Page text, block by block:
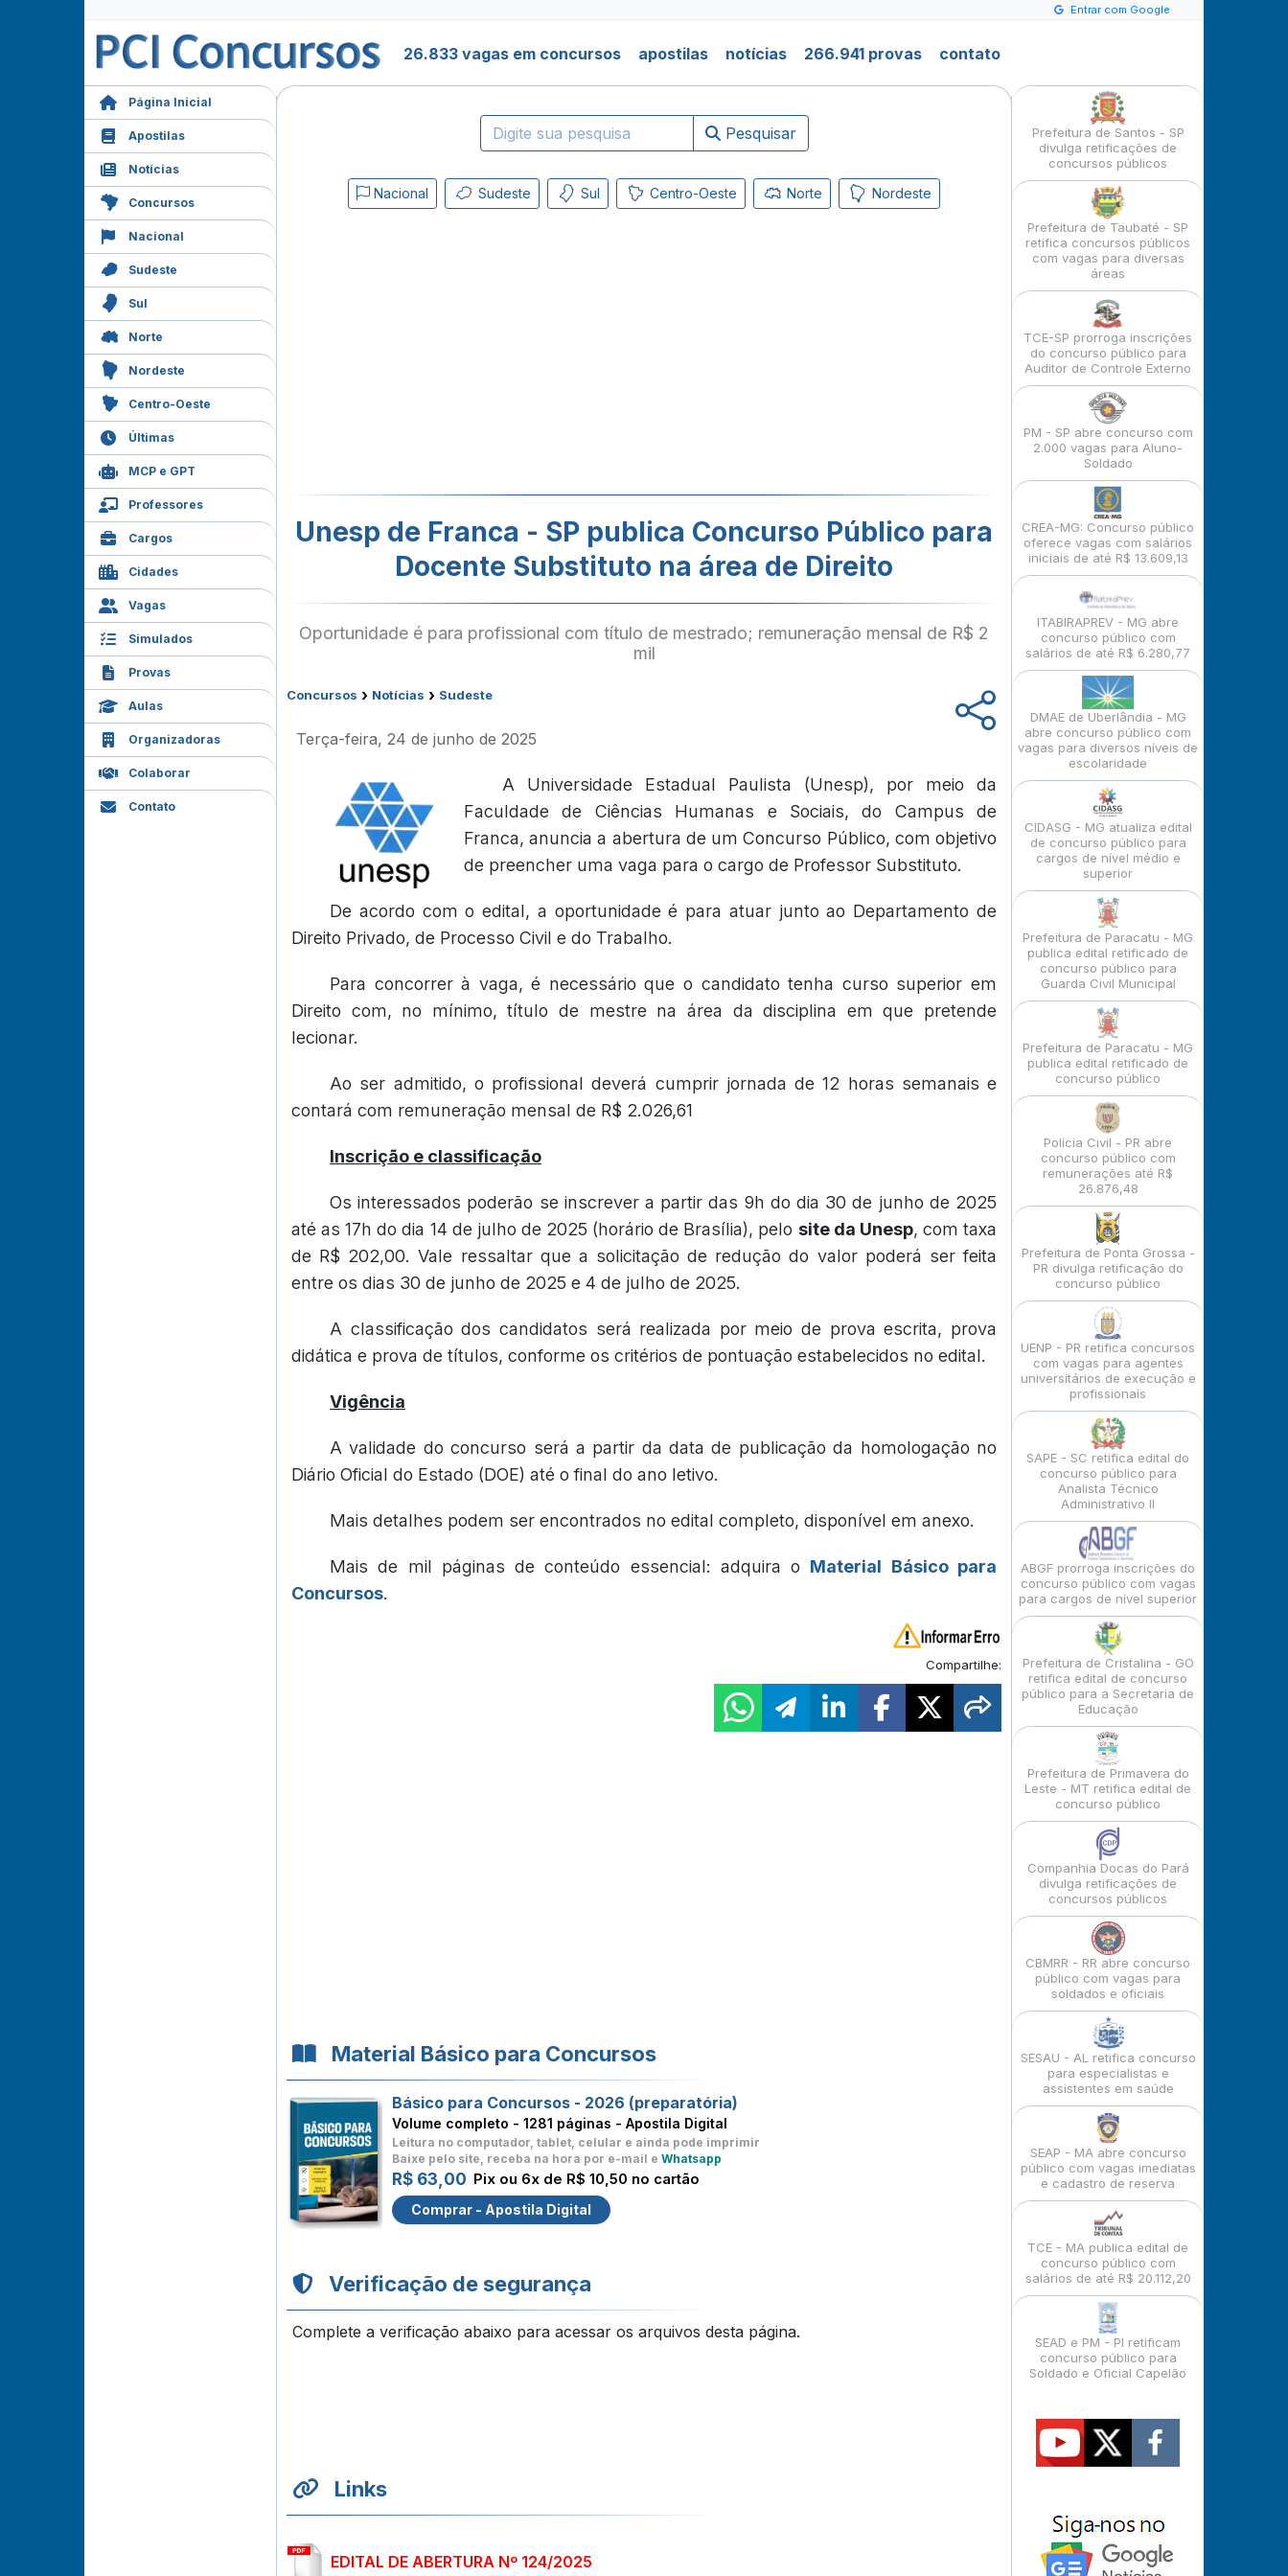
Entrar com Google
26.833 vagas em concursos apostilas notícias 266.941 provas contato
Página Inicial
Apostilas
Notícias
Concursos
Nacional
Sudeste
Sul
Norte
Nordeste
Centro-Oeste
Últimas
MCP e GPT
Professores
Cargos
Cidades
Vagas
Simulados
Provas
Aulas
Organizadoras
Colaborar
Contato
Pesquisar
Nacional Sudeste Sul Centro-Oeste Norte Nordeste
Unesp de Franca - SP publica Concurso Público para
Docente Substituto na área de Direito
Oportunidade é para profissional com título de mestrado; remuneração mensal de R$ 2
mil
Concursos › Notícias › Sudeste
Terça-feira, 24 de junho de 2025
A Universidade Estadual Paulista (Unesp), por meio da
Faculdade de Ciências Humanas e Sociais, do Campus de
Franca, anuncia a abertura de um Concurso Público, com objetivo
de preencher uma vaga para o cargo de Professor Substituto.
De acordo com o edital, a oportunidade é para atuar junto ao Departamento de
Direito Privado, de Processo Civil e do Trabalho.
Para concorrer à vaga, é necessário que o candidato tenha curso superior em
Direito com, no mínimo, título de mestre na área da disciplina em que pretende
lecionar.
Ao ser admitido, o profissional deverá cumprir jornada de 12 horas semanais e
contará com remuneração mensal de R$ 2.026,61
Inscrição e classificação
Os interessados poderão se inscrever a partir das 9h do dia 30 de junho de 2025
até as 17h do dia 14 de julho de 2025 (horário de Brasília), pelo site da Unesp, com taxa
de R$ 202,00. Vale ressaltar que a solicitação de redução do valor poderá ser feita
entre os dias 30 de junho de 2025 e 4 de julho de 2025.
A classificação dos candidatos será realizada por meio de prova escrita, prova
didática e prova de títulos, conforme os critérios de pontuação estabelecidos no edital.
Vigência
A validade do concurso será a partir da data de publicação da homologação no
Diário Oficial do Estado (DOE) até o final do ano letivo.
Mais detalhes podem ser encontrados no edital completo, disponível em anexo.
Mais de mil páginas de conteúdo essencial: adquira o Material Básico para
Concursos.
Compartilhe:
Material Básico para Concursos
Básico para Concursos - 2026 (preparatória)
Volume completo - 1281 páginas - Apostila Digital
Leitura no computador, tablet, celular e ainda pode imprimir
Baixe pelo site, receba na hora por e-mail e Whatsapp
R$ 63,00 Pix ou 6x de R$ 10,50 no cartão
Comprar - Apostila Digital
Verificação de segurança
Complete a verificação abaixo para acessar os arquivos desta página.
Links
EDITAL DE ABERTURA Nº 124/2025
Prefeitura de Santos - SP
divulga retificações de
concursos públicos
Prefeitura de Taubaté - SP
retifica concursos públicos
com vagas para diversas
áreas
TCE-SP prorroga inscrições
do concurso público para
Auditor de Controle Externo
PM - SP abre concurso com
2.000 vagas para Aluno-
Soldado
CREA-MG: Concurso público
oferece vagas com salários
iniciais de até R$ 13.609,13
ITABIRAPREV - MG abre
concurso público com
salários de até R$ 6.280,77
DMAE de Uberlândia - MG
abre concurso público com
vagas para diversos níveis de
escolaridade
CIDASG - MG atualiza edital
de concurso público para
cargos de nível médio e
superior
Prefeitura de Paracatu - MG
publica edital retificado de
concurso público para
Guarda Civil Municipal
Prefeitura de Paracatu - MG
publica edital retificado de
concurso público
Polícia Civil - PR abre
concurso público com
remunerações até R$
26.876,48
Prefeitura de Ponta Grossa -
PR divulga retificação do
concurso público
UENP - PR retifica concursos
com vagas para agentes
universitários de execução e
profissionais
SAPE - SC retifica edital do
concurso público para
Analista Técnico
Administrativo II
ABGF prorroga inscrições do
concurso público com vagas
para cargos de nível superior
Prefeitura de Cristalina - GO
retifica edital de concurso
público para a Secretaria de
Educação
Prefeitura de Primavera do
Leste - MT retifica edital de
concurso público
Companhia Docas do Pará
divulga retificações de
concursos públicos
CBMRR - RR abre concurso
público com vagas para
soldados e oficiais
SESAU - AL retifica concurso
para especialistas e
assistentes em saúde
SEAP - MA abre concurso
público com vagas imediatas
e cadastro de reserva
TCE - MA publica edital de
concurso público com
salários de até R$ 20.112,20
SEAD e PM - PI retificam
concurso público para
Soldado e Oficial Capelão